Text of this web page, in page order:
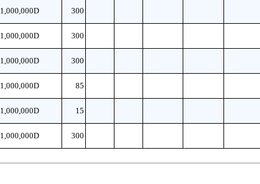
1,000,000D 300
1,000,000D 300
1,000,000D 300
1,000,000D 85
1,000,000D 15
1,000,000D 300